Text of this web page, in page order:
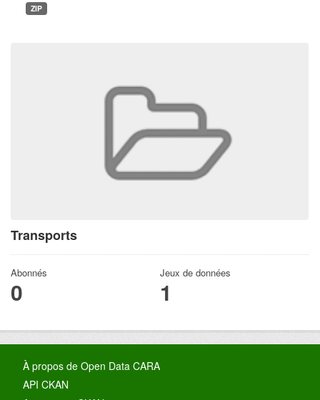
Transports
Abonnés
0
Jeux de données
1
ZIP
À propos de Open Data CARA
API CKAN